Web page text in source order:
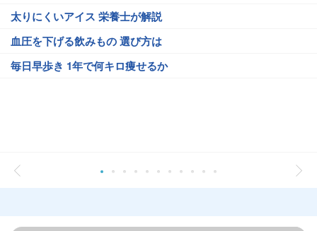
太りにくいアイス 栄養士が解説
血圧を下げる飲みもの 選び方は
毎日早歩き 1年で何キロ痩せるか